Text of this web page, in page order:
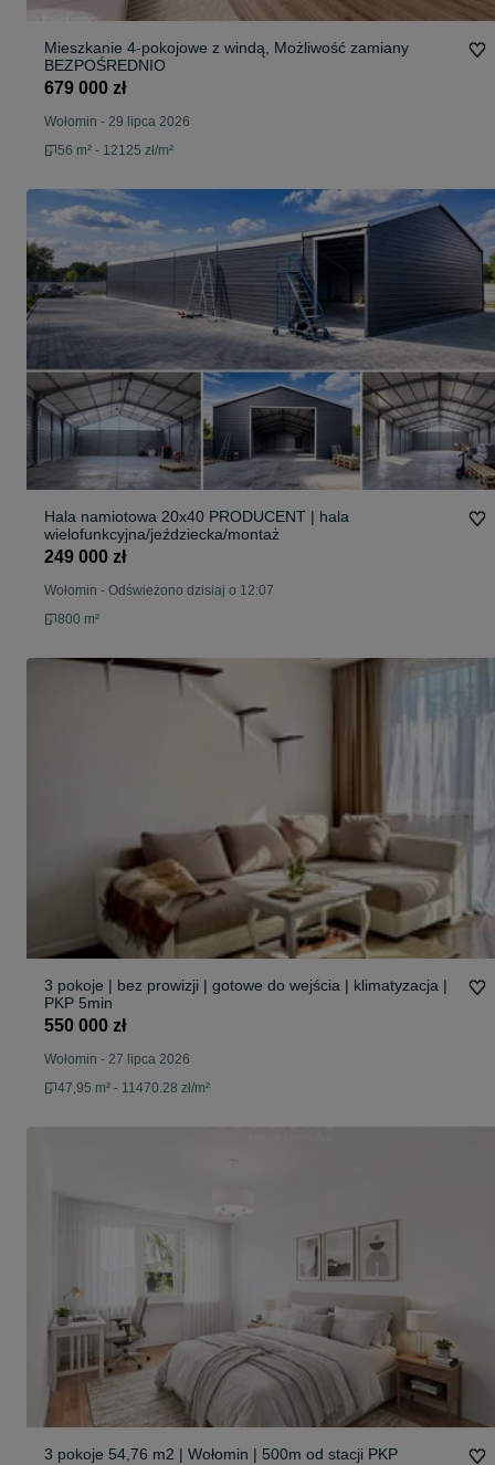
Mieszkanie 4-pokojowe z windą, Możliwość zamiany
BEZPOŚREDNIO
679 000 zł
Wołomin - 29 lipca 2026
56 m² - 12125 zł/m²
Hala namiotowa 20x40 PRODUCENT | hala
wielofunkcyjna/jeździecka/montaż
249 000 zł
Wołomin - Odświeżono dzisiaj o 12:07
800 m²
3 pokoje | bez prowizji | gotowe do wejścia | klimatyzacja |
PKP 5min
550 000 zł
Wołomin - 27 lipca 2026
47,95 m² - 11470.28 zł/m²
3 pokoje 54,76 m2 | Wołomin | 500m od stacji PKP